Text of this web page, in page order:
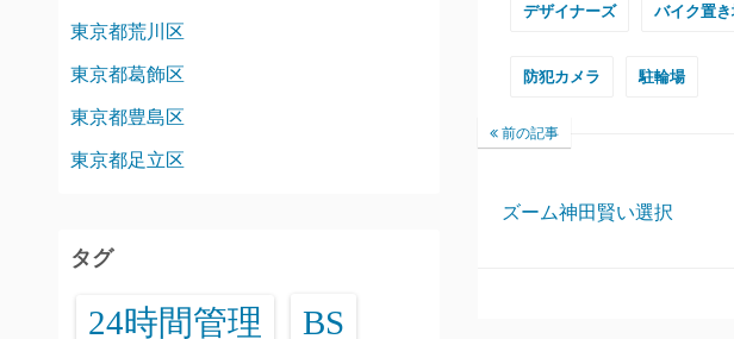
デザイナーズ バイク置
防犯カメラ 駐輪場
前の記事
ズーム神田賢い選択
東京都荒川区
東京都葛飾区
東京都豊島区
東京都足立区
タグ
24時間管理 BS